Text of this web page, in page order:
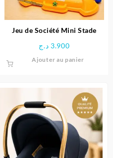
Jeu de Société Mini Stade
3.900 د.ج
Ajouter au panier